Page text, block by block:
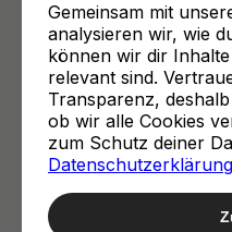
Gemeinsam mit
analysieren wir, wie
können wir dir
relevant sind.
Transparenz,
ob wir alle Cookies
zum Schutz deiner
Datenschutzerklärung